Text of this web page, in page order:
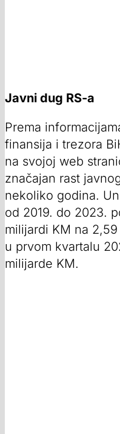
Javni dug RS-a
Prema
finansija i trezora
na svojoj web
značajan rast
nekoliko godina.
od 2019. do 2023.
milijardi KM na
u prvom kvartalu
milijarde KM.